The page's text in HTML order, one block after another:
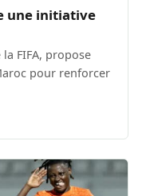
une initiative
FIFA, propose
pour renforcer